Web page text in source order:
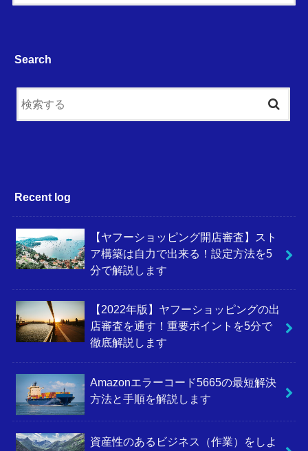
Search
Recent log
【ヤフーショッピング開店審査】スト
ア構築は自力で出来る！設定方法を5
分で解説します
【2022年版】ヤフーショッピングの出
店審査を通す！重要ポイントを5分で
徹底解説します
Amazonエラーコード5665の最短解決
方法と手順を解説します
資産性のあるビジネス（作業）をしよ